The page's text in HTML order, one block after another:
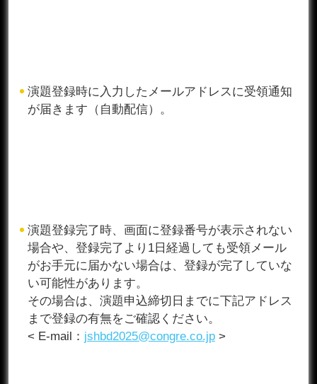
演題登録時に入力したメールアドレスに受領通知
が届きます（自動配信）。
演題登録完了時、画面に登録番号が表示されない
場合や、登録完了より1日経過しても受領メール
がお手元に届かない場合は、登録が完了していな
い可能性があります。
その場合は、演題申込締切日までに下記アドレス
まで登録の有無をご確認ください。
< E-mail： jshbd2025@congre.co.jp>